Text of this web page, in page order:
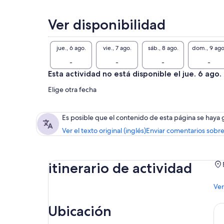
●
Ver disponibilidad
jue., 6 ago.
-
vie., 7 ago.
-
sáb., 8 ago.
-
dom., 9
-
Esta actividad no está disponible el jue. 6 ago.
Elige otra fecha
Es posible que el contenido de esta página se
Ver el texto original (inglés)Enviar comentarios
itinerario de actividad
Ubicación